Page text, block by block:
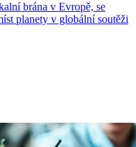
brána v Evropě, se
planety v globální soutěži